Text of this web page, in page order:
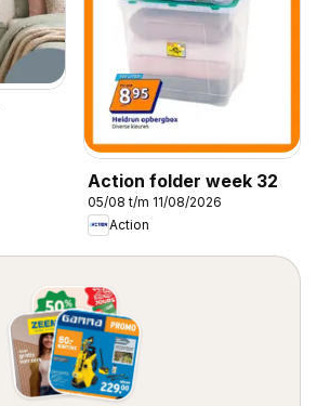
Action folder week 32
05/08 t/m 11/08/2026
Action